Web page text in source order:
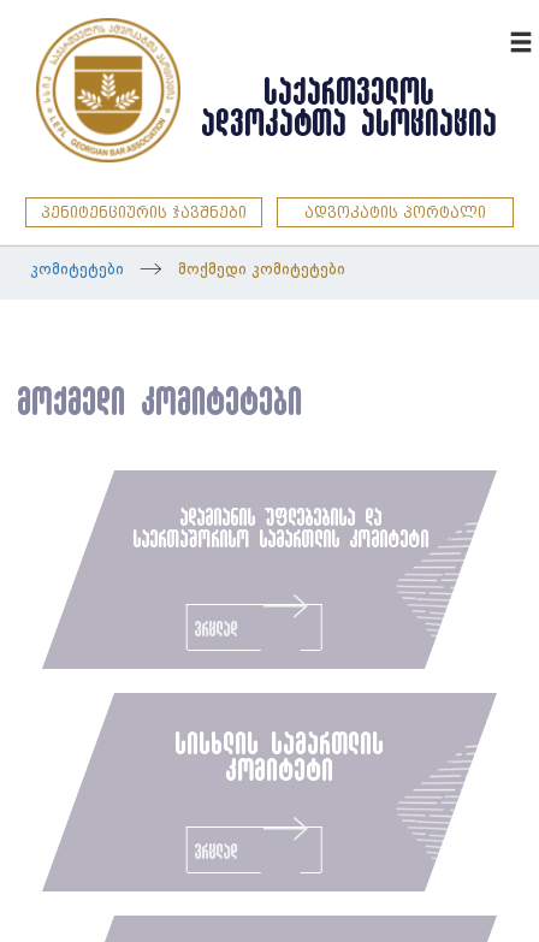
ᲡᲐᲥᲐᲠᲗᲕᲔᲚᲝᲡ
ᲐᲓᲕᲝᲙᲐᲢᲗᲐ ᲐᲡᲝᲪᲘᲐᲪᲘᲐ
პენიტენციურის ჯავშნები ადვოკატის პორტალი
კომიტეტები მოქმედი კომიტეტები
მოქმედი კომიტეტები
ადამიანის უფლებებისა და
საერთაშორისო სამართლის კომიტეტი
ვრცლად
სისხლის სამართლის
კომიტეტი
ვრცლად